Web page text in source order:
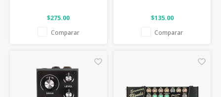
$275.00
Comparar
$135.00
Comparar